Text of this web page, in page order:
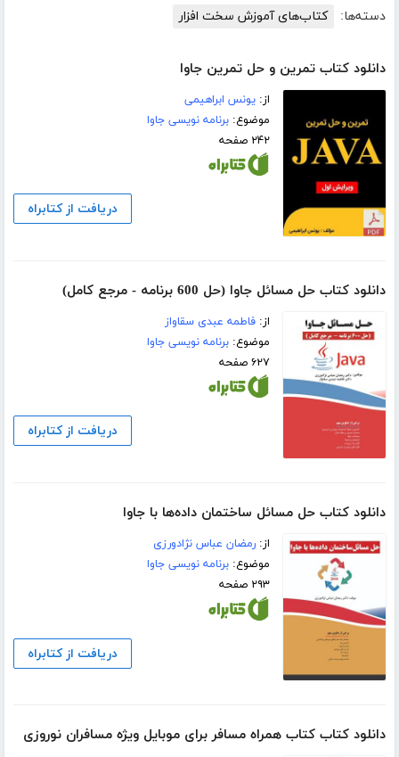
دسته‌ها: کتاب‌های آموزش سخت افزار
دانلود کتاب تمرین و حل تمرین جاوا
از:یونس ابراهیمی
موضوع:برنامه نویسی جاوا
۲۴۲ صفحه
دریافت از کتابراه
دانلود کتاب حل مسائل جاوا (حل 600 برنامه - مرجع کامل)
از:فاطمه عبدی سقاواز
موضوع:برنامه نویسی جاوا
۶۲۷ صفحه
دریافت از کتابراه
دانلود کتاب حل مسائل ساختمان داده‌ها با جاوا
از:رمضان عباس نژادورزی
موضوع:برنامه نویسی جاوا
۲۹۳ صفحه
دریافت از کتابراه
دانلود کتاب کتاب همراه مسافر برای موبایل ویژه مسافران نوروزی